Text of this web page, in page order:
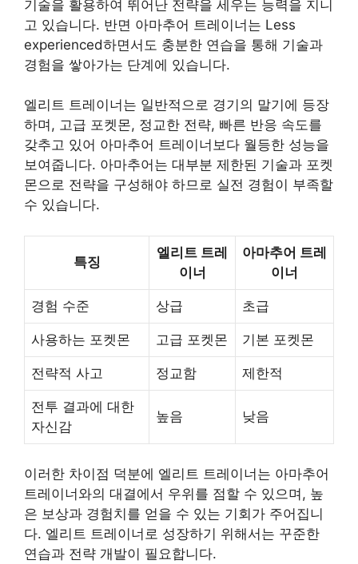
기술을 활용하여 뛰어난 전략을 세우는 능력을 지니
고 있습니다. 반면 아마추어 트레이너는 Less
experienced하면서도 충분한 연습을 통해 기술과
경험을 쌓아가는 단계에 있습니다.
엘리트 트레이너는 일반적으로 경기의 말기에 등장
하며, 고급 포켓몬, 정교한 전략, 빠른 반응 속도를
갖추고 있어 아마추어 트레이너보다 월등한 성능을
보여줍니다. 아마추어는 대부분 제한된 기술과 포켓
몬으로 전략을 구성해야 하므로 실전 경험이 부족할
수 있습니다.
특징
엘리트 트레
이너
아마추어 트레
이너
경험 수준 상급 초급
사용하는 포켓몬 고급 포켓몬 기본 포켓몬
전략적 사고 정교함 제한적
전투 결과에 대한
자신감
높음 낮음
이러한 차이점 덕분에 엘리트 트레이너는 아마추어
트레이너와의 대결에서 우위를 점할 수 있으며, 높
은 보상과 경험치를 얻을 수 있는 기회가 주어집니
다. 엘리트 트레이너로 성장하기 위해서는 꾸준한
연습과 전략 개발이 필요합니다.